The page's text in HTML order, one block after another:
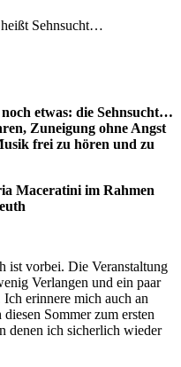
etwas: die Sehnsucht…
Zuneigung ohne Angst
frei zu hören und zu
Maceratini im Rahmen
ist vorbei. Die Veranstaltung
Verlangen und ein paar
erinnere mich auch an
Sommer zum ersten
denen ich sicherlich wieder